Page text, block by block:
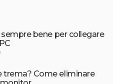
sempre bene per collegare
trema? Come eliminare